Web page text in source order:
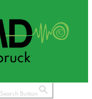
Search Button